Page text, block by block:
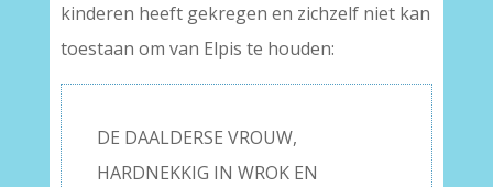
kinderen heeft gekregen en zichzelf niet kan
toestaan om van Elpis te houden:
DE DAALDERSE VROUW,
HARDNEKKIG IN WROK EN